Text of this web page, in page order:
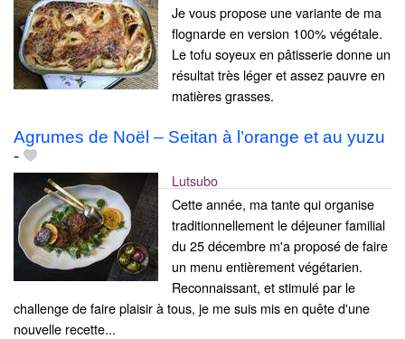
Je vous propose une variante de ma
flognarde en version 100% végétale.
Le tofu soyeux en pâtisserie donne un
résultat très léger et assez pauvre en
matières grasses.
Agrumes de Noël – Seitan à l’orange et au yuzu
-
Lutsubo
Cette année, ma tante qui organise
traditionnellement le déjeuner familial
du 25 décembre m'a proposé de faire
un menu entièrement végétarien.
Reconnaissant, et stimulé par le
challenge de faire plaisir à tous, je me suis mis en quête d'une
nouvelle recette...